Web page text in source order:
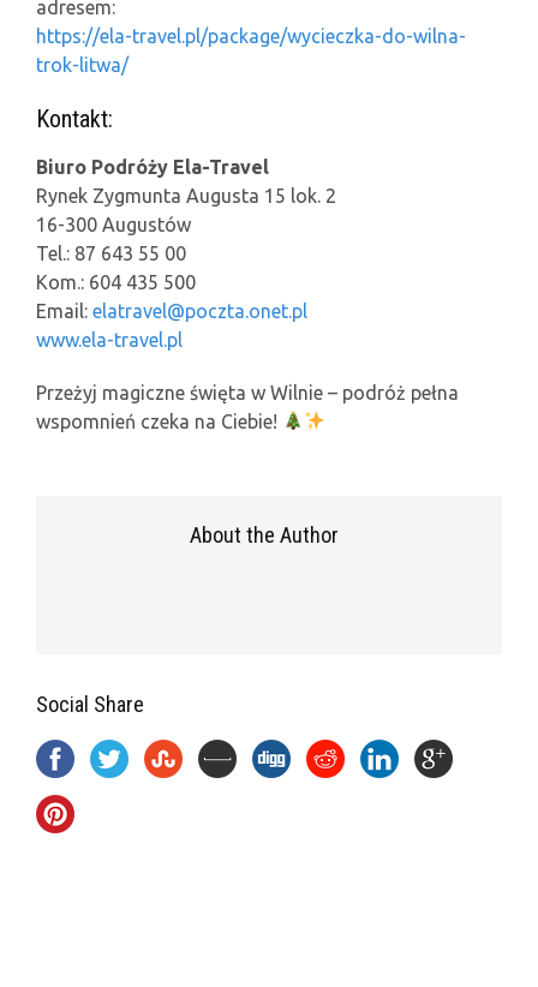
adresem:
https://ela-travel.pl/package/wycieczka-do-wilna-
trok-litwa/
Kontakt:
Biuro Podróży Ela-Travel
Rynek Zygmunta Augusta 15 lok. 2
16-300 Augustów
Tel.: 87 643 55 00
Kom.: 604 435 500
Email: elatravel@poczta.onet.pl
www.ela-travel.pl
Przeżyj magiczne święta w Wilnie – podróż pełna
wspomnień czeka na Ciebie!
About the Author
Social Share